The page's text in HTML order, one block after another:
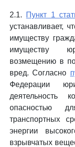
2.1. Пункт 1
устанавливает,
имуществу
имуществу
возмещению в
вред. Согласно
Федерации
деятельность
опасностью
транспортных
энергии
взрывчатых